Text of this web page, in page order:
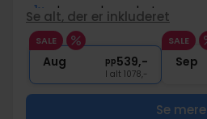
1x dagens hovedret
∞ Gratis parkering
∞ Gratis internet
Se alt, der er inkluderet
SALE
Aug pp539,-
I alt 1078,-
SALE
Sep
Se mere